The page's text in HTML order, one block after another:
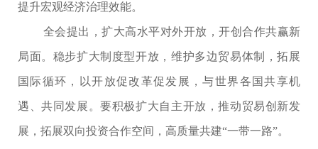
提升宏观经济治理效能。
全会提出，扩大高水平对外开放，开创合作共赢新
局面。稳步扩大制度型开放，维护多边贸易体制，拓展
国际循环，以开放促改革促发展，与世界各国共享机
遇、共同发展。要积极扩大自主开放，推动贸易创新发
展，拓展双向投资合作空间，高质量共建“一带一路”。